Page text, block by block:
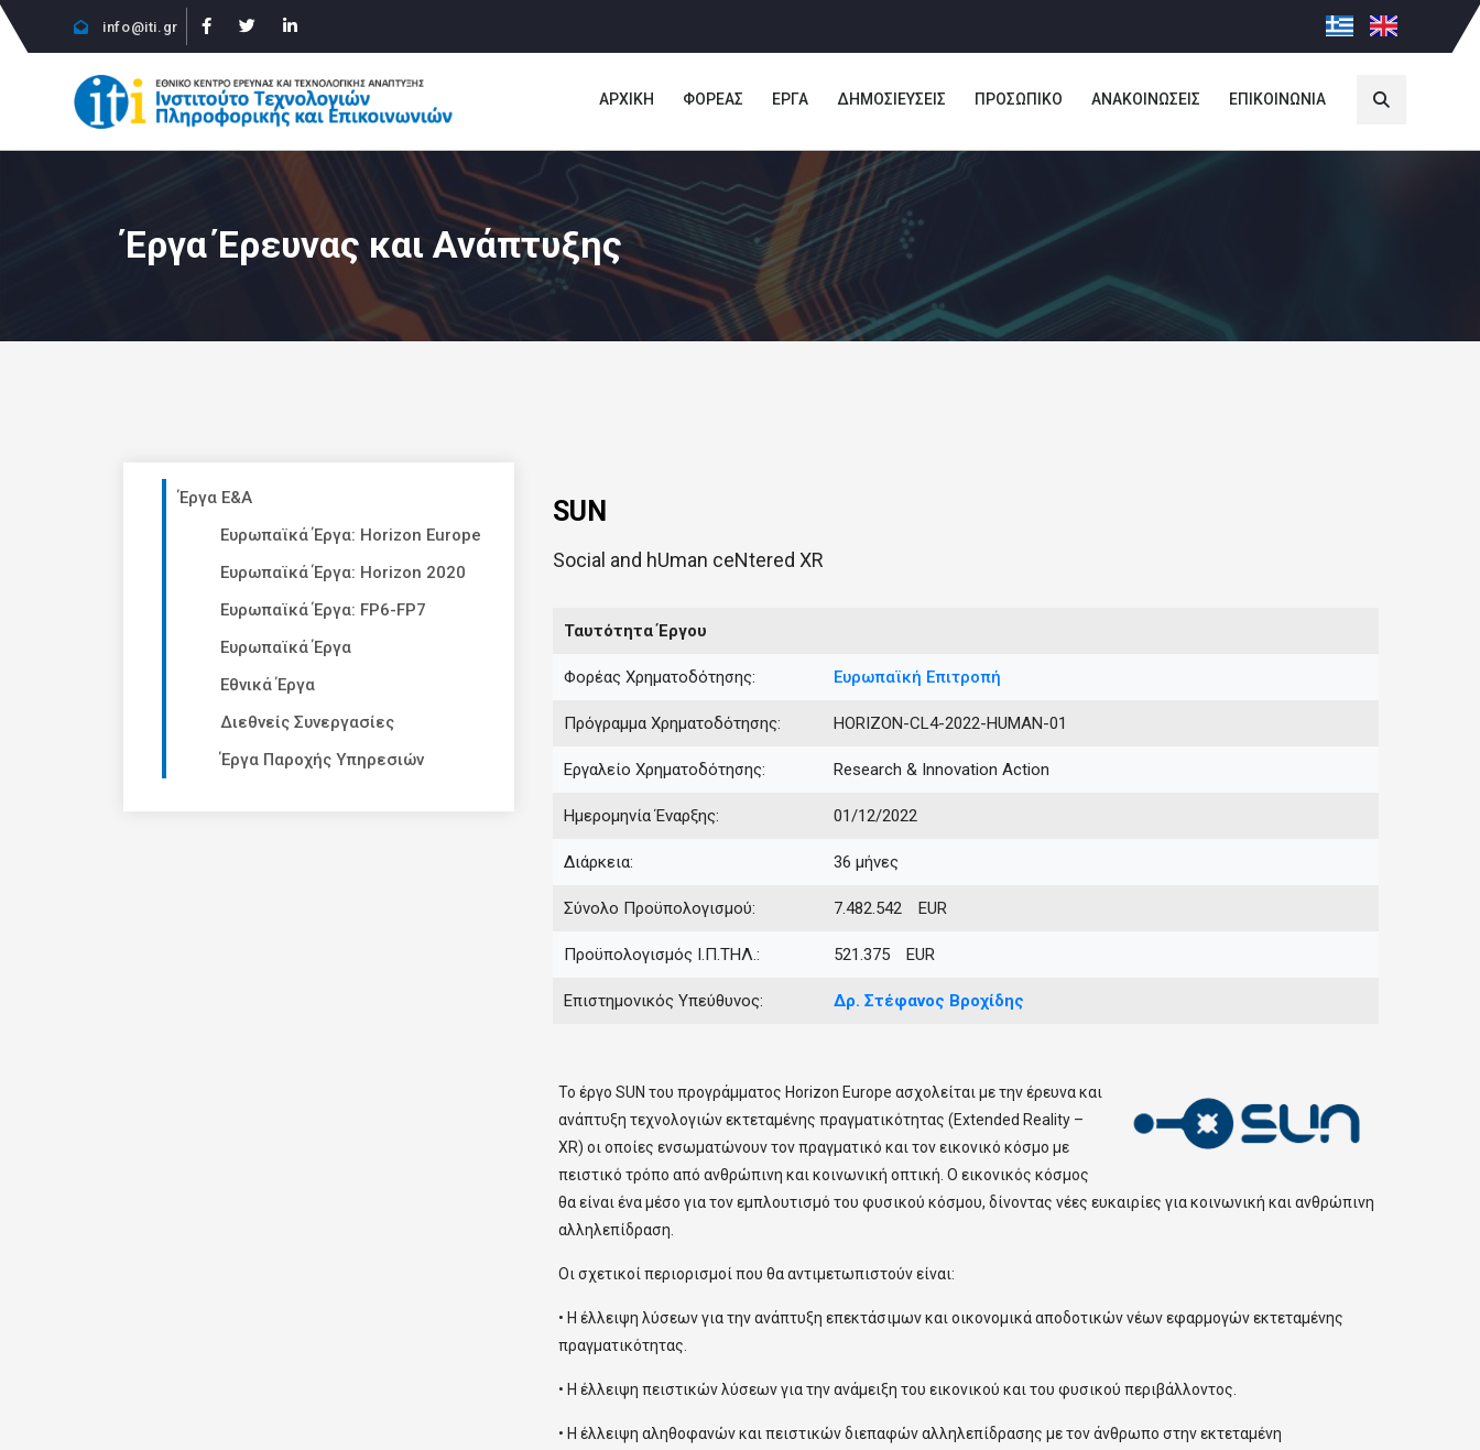
info@iti.gr
ΑΡΧΙΚΗ ΦΟΡΕΑΣ ΕΡΓΑ ΔΗΜΟΣΙΕΥΣΕΙΣ ΠΡΟΣΩΠΙΚΟ ΑΝΑΚΟΙΝΩΣΕΙΣ ΕΠΙΚΟΙΝΩΝΙΑ
Έργα Έρευνας και Ανάπτυξης
Έργα Ε&Α
Ευρωπαϊκά Έργα: Horizon Europe
Ευρωπαϊκά Έργα: Horizon 2020
Ευρωπαϊκά Έργα: FP6-FP7
Ευρωπαϊκά Έργα
Εθνικά Έργα
Διεθνείς Συνεργασίες
Έργα Παροχής Υπηρεσιών
SUN
Social and hUman ceNtered XR
Ταυτότητα Έργου
Φορέας Χρηματοδότησης: Ευρωπαϊκή Επιτροπή
Πρόγραμμα Χρηματοδότησης: HORIZON-CL4-2022-HUMAN-01
Εργαλείο Χρηματοδότησης: Research & Innovation Action
Ημερομηνία Έναρξης: 01/12/2022
Διάρκεια: 36 μήνες
Σύνολο Προϋπολογισμού: 7.482.542 EUR
Προϋπολογισμός Ι.Π.ΤΗΛ.: 521.375 EUR
Επιστημονικός Υπεύθυνος: Δρ. Στέφανος Βροχίδης
Το έργο SUN του προγράμματος Horizon Europe ασχολείται με την έρευνα και
ανάπτυξη τεχνολογιών εκτεταμένης πραγματικότητας (Extended Reality –
XR) οι οποίες ενσωματώνουν τον πραγματικό και τον εικονικό κόσμο με
πειστικό τρόπο από ανθρώπινη και κοινωνική οπτική. Ο εικονικός κόσμος
θα είναι ένα μέσο για τον εμπλουτισμό του φυσικού κόσμου, δίνοντας νέες ευκαιρίες για κοινωνική και ανθρώπινη
αλληλεπίδραση.
Οι σχετικοί περιορισμοί που θα αντιμετωπιστούν είναι:
• H έλλειψη λύσεων για την ανάπτυξη επεκτάσιμων και οικονομικά αποδοτικών νέων εφαρμογών εκτεταμένης
πραγματικότητας.
• Η έλλειψη πειστικών λύσεων για την ανάμειξη του εικονικού και του φυσικού περιβάλλοντος.
• Η έλλειψη αληθοφανών και πειστικών διεπαφών αλληλεπίδρασης με τον άνθρωπο στην εκτεταμένη